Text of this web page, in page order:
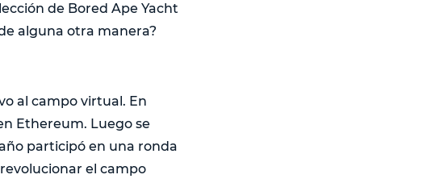
de Bored Ape Yacht
alguna otra manera?
al campo virtual. En
Ethereum. Luego se
participó en una ronda
el campo